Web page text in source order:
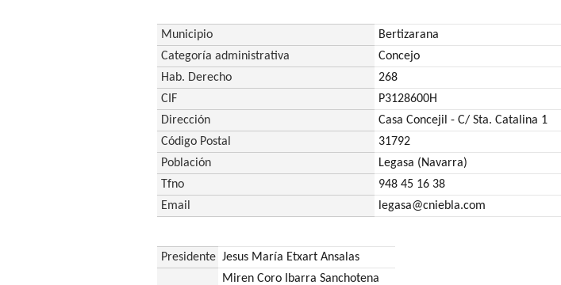
Municipio
Bertizarana
Categoría administrativa
Concejo
Hab. Derecho
268
CIF
P3128600H
Dirección
Casa Concejil - C/ Sta. Catalina 1
Código Postal
31792
Población
Legasa (Navarra)
Tfno
948 45 16 38
Email
legasa@cniebla.com
Presidente Jesus María Etxart Ansalas
Miren Coro Ibarra Sanchotena